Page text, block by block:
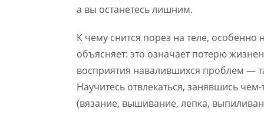
а вы останетесь лишним.
К чему снится порез на теле, особенно
объясняет: это означает потерю
восприятия навалившихся проблем —
Научитесь отвлекаться, занявшись
(вязание, вышивание, лепка,